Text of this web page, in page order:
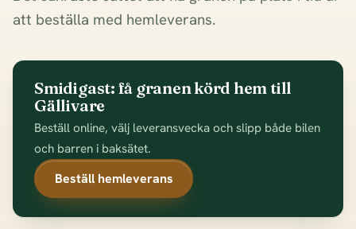
att beställa med hemleverans.
Smidigast: få granen körd hem till
Gällivare
Beställ online, välj leveransvecka och slipp både bilen
och barren i baksätet.
Beställ hemleverans